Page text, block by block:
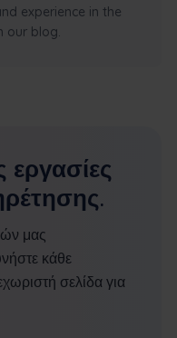
experience in the
our blog.
εργασίες
μας
κάθε
σελίδα για